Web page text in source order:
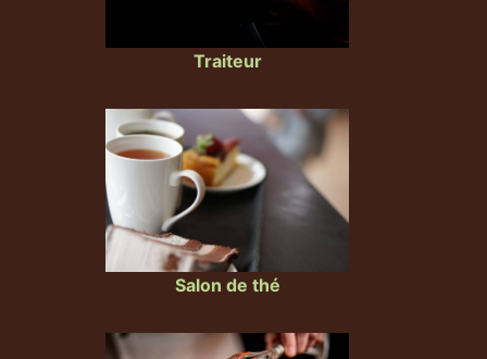
Traiteur
Salon de thé